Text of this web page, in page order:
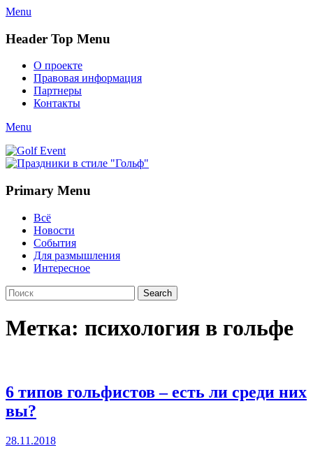
Menu
Header Top Menu
Skip
content
О проекте
Правовая информация
Партнеры
Контакты
Twitter
Email
YouTube
Website
Link
Menu
Golf Event
СМИ о гольфе, гольф-события, новости гольфа. Russian golf
Primary Menu
Skip
content
Всё
Новости
События
Для размышления
Интересное
Search
Search
for:
Метка: психология в гольфе
6 типов гольфистов – есть ли среди них
вы?
Posted
28.11.2018